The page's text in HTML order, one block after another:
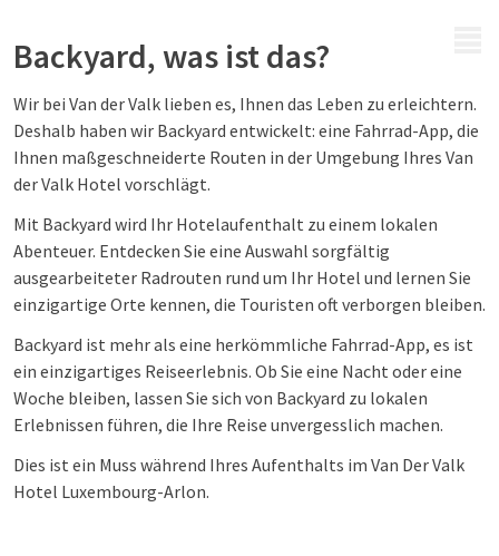
Backyard, was ist das?
Wir bei Van der Valk lieben es, Ihnen das Leben zu erleichtern.
Deshalb haben wir Backyard entwickelt: eine Fahrrad-App, die
Ihnen maßgeschneiderte Routen in der Umgebung Ihres Van
der Valk Hotel vorschlägt.
Mit Backyard wird Ihr Hotelaufenthalt zu einem lokalen
Abenteuer. Entdecken Sie eine Auswahl sorgfältig
ausgearbeiteter Radrouten rund um Ihr Hotel und lernen Sie
einzigartige Orte kennen, die Touristen oft verborgen bleiben.
Backyard ist mehr als eine herkömmliche Fahrrad-App, es ist
ein einzigartiges Reiseerlebnis. Ob Sie eine Nacht oder eine
Woche bleiben, lassen Sie sich von Backyard zu lokalen
Erlebnissen führen, die Ihre Reise unvergesslich machen.
Dies ist ein Muss während Ihres Aufenthalts im Van Der Valk
Hotel Luxembourg-Arlon.